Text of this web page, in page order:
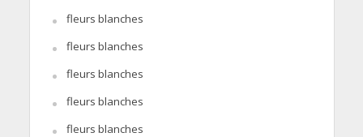
fleurs blanches
fleurs blanches
fleurs blanches
fleurs blanches
fleurs blanches